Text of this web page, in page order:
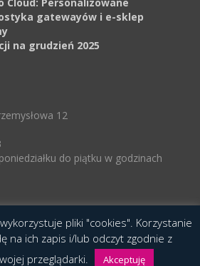
gatewayów i e-sklep
na grudzień 2025
12
do piątku w godzinach
rights reserved.
Interaktywna
pliki "cookies". Korzystanie
na ich zapis i/lub odczyt zgodnie z
przeglądarki.
Akceptuję